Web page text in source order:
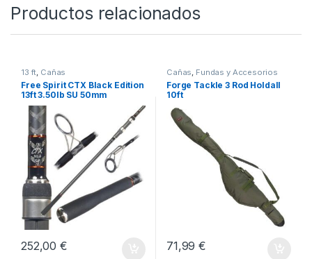
SKU:5055108937180 Categorías:10 ft,
Cañas,Fundas y Accesorios
Productos relacionados
13 ft, Cañas
Free Spirit CTX Black Edition
Cañas, Fundas y Accesorios
Forge Tackle 3 Rod Holdall